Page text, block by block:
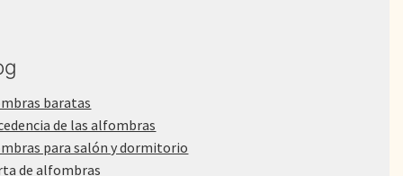
baratas
de las alfombras
para salón y dormitorio
de alfombras